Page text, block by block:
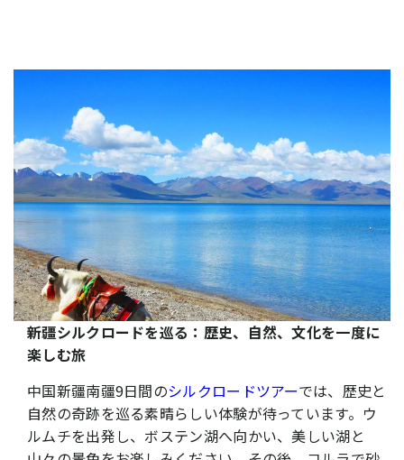
新疆シルクロードを巡る：歴史、自然、文化を一度に
楽しむ旅
中国新疆南疆9日間のシルクロードツアーでは、歴史と
自然の奇跡を巡る素晴らしい体験が待っています。ウ
ルムチを出発し、ボステン湖へ向かい、美しい湖と